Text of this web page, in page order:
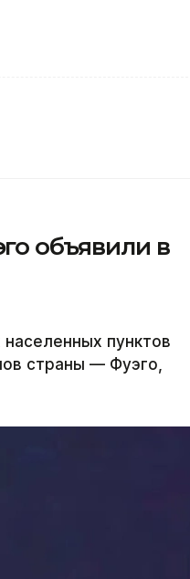
объявили в
пунктов
страны — Фуэго,